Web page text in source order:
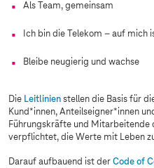
Als Team, gemeinsam
Ich bin die Telekom – auf mich
Bleibe neugierig und wachse
Die Leitlinien stellen die Basis für
Kund*innen, Anteilseigner*innen
Führungskräfte und Mitarbeitende
verpflichtet, die Werte mit Leben
Darauf aufbauend ist der Code of